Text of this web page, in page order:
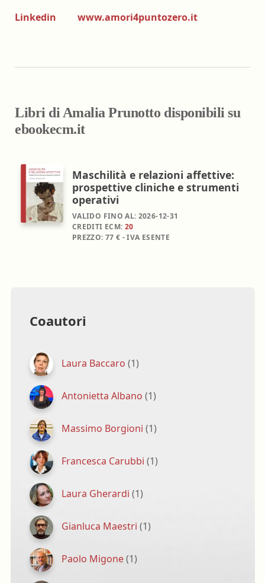
Linkedin www.amori4puntozero.it
Libri di Amalia Prunotto disponibili su
ebookecm.it
Maschilità e relazioni affettive:
prospettive cliniche e strumenti
operativi
VALIDO FINO AL: 2026-12-31
CREDITI ECM: 20
PREZZO: 77 € - IVA ESENTE
Coautori
Laura Baccaro (1)
Antonietta Albano (1)
Massimo Borgioni (1)
Francesca Carubbi (1)
Laura Gherardi (1)
Gianluca Maestri (1)
Paolo Migone(1)